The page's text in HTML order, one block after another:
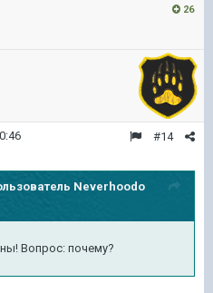
26
#14
Neverhoodo
Вопрос: почему?